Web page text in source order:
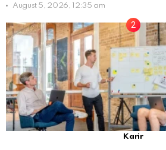
August 5, 2026, 12:35 am
Karir